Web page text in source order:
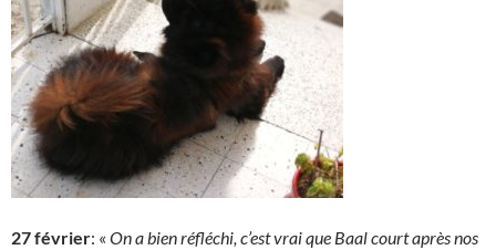
27 février: « On a bien réfléchi, c’est vrai que Baal court après nos